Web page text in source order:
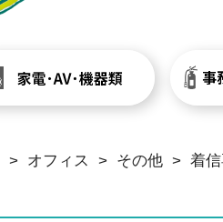
> オフィス > その他 > 着